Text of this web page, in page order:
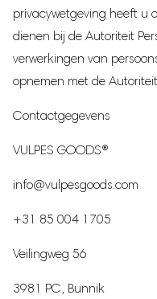
privacywetgeving heeft u
dienen bij de Autoriteit
verwerkingen van
opnemen met de
Contactgegevens
VULPES GOODS®
info@vulpesgoods.com
+31 85 004 1705
Veilingweg 56
3981 PC, Bunnik